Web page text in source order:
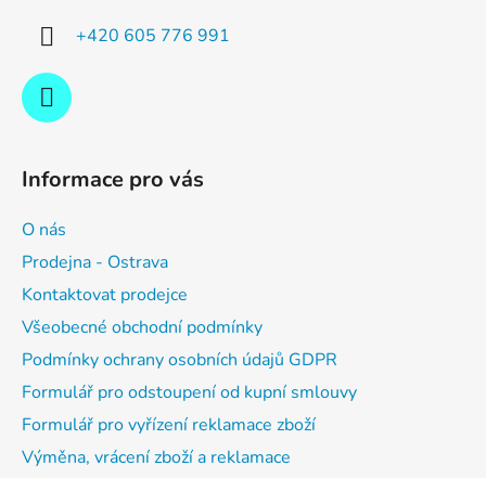
+420 605 776 991
Informace pro vás
O nás
Prodejna - Ostrava
Kontaktovat prodejce
Všeobecné obchodní podmínky
Podmínky ochrany osobních údajů GDPR
Formulář pro odstoupení od kupní smlouvy
Formulář pro vyřízení reklamace zboží
Výměna, vrácení zboží a reklamace